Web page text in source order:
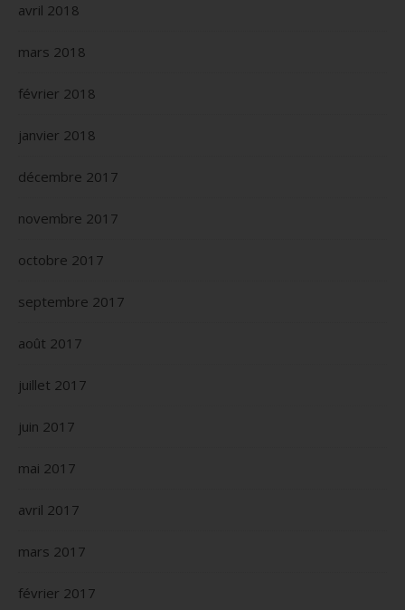
avril 2018
mars 2018
février 2018
janvier 2018
décembre 2017
novembre 2017
octobre 2017
septembre 2017
août 2017
juillet 2017
juin 2017
mai 2017
avril 2017
mars 2017
février 2017